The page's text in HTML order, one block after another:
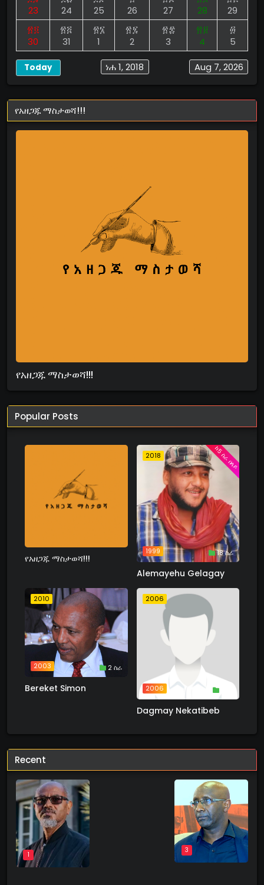
23
24
25
26
27
28
29
፳፬
30
፳፭
31
፳፮
1
፳፯
2
፳፰
3
፳፱
4
፴
5
Aug 7, 2026
ነሐ 1, 2018
Today
የአዘጋጁ ማስታወሻ!!!
የአዘጋጁ ማስታወሻ!!!
Popular Posts
የአዘጋጁ ማስታወሻ!!!
2018
1999 18 ስራ
ከ5 ስራ በላይ
Alemayehu Gelagay
2010
2003 2 ስራ
Bereket Simon
2006
2006
Dagmay Nekatibeb
Recent
1
3
4